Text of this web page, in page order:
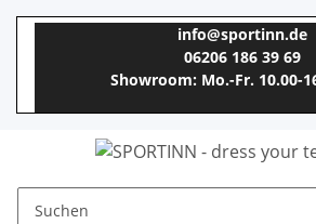
info@sportinn.de
06206 186 39 69
Showroom: Mo.-Fr. 10.00-